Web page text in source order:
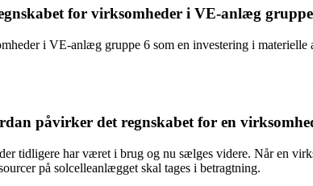
for virksomheder i VE-anlæg
i VE-anlæg gruppe 6 som en investering i
påvirker det regnskabet for en
tidligere har været i brug og nu sælges videre. Når en
på solcelleanlægget skal tages i betragtning.